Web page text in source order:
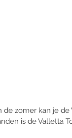
zomer kan je
is de Valletta